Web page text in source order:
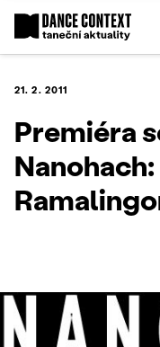
21. 2. 2011
Premiéra